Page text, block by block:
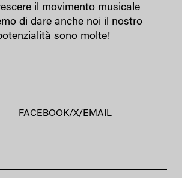
il movimento musicale
di dare anche noi il nostro
sono molte!
FACEBOOK/X/ EMAIL